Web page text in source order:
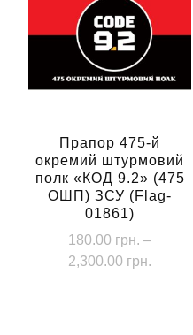
Прапор 475-й
окремий штурмовий
полк «КОД 9.2» (475
ОШП) ЗСУ (Flag-
01861)
180.00 грн. –
2,300.00 грн.